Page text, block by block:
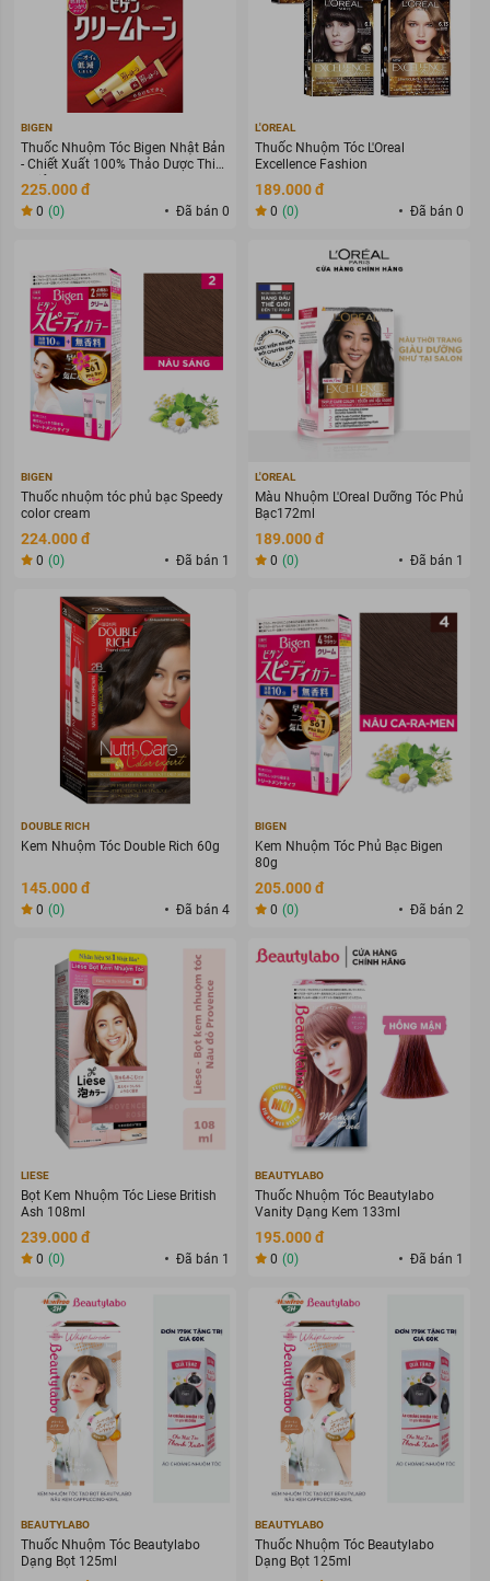
BIGEN
Thuốc Nhuộm Tóc Bigen Nhật Bản
- Chiết Xuất 100% Thảo Dược Thiên
Nhiên
225.000 đ
0 (0) Đã bán 0
L'OREAL
Thuốc Nhuộm Tóc L'Oreal
Excellence Fashion
189.000 đ
0 (0) Đã bán 0
BIGEN
Thuốc nhuộm tóc phủ bạc Speedy
color cream
224.000 đ
0 (0) Đã bán 1
L'OREAL
Màu Nhuộm L'Oreal Dưỡng Tóc Phủ
Bạc172ml
189.000 đ
0 (0) Đã bán 1
DOUBLE RICH
Kem Nhuộm Tóc Double Rich 60g
145.000 đ
0 (0) Đã bán 4
BIGEN
Kem Nhuộm Tóc Phủ Bạc Bigen
80g
205.000 đ
0 (0) Đã bán 2
LIESE
Bọt Kem Nhuộm Tóc Liese British
Ash 108ml
239.000 đ
0 (0) Đã bán 1
BEAUTYLABO
Thuốc Nhuộm Tóc Beautylabo
Vanity Dạng Kem 133ml
195.000 đ
0 (0) Đã bán 1
BEAUTYLABO
Thuốc Nhuộm Tóc Beautylabo
Dạng Bọt 125ml
BEAUTYLABO
Thuốc Nhuộm Tóc Beautylabo
Dạng Bọt 125ml